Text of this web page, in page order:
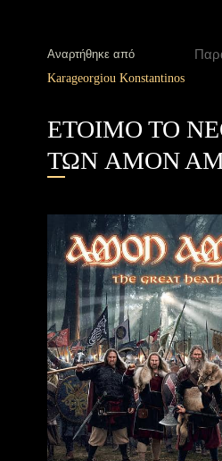
Αναρτήθηκε από
Karageorgiou Konstantinos
ΕΤΟΙΜΟ ΤΟ
ΤΩΝ AMON